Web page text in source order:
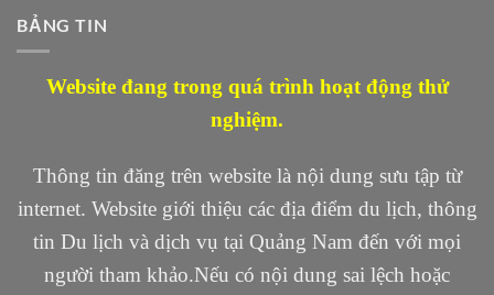
BẢNG TIN
Website đang trong quá trình hoạt động thử
nghiệm.
Thông tin đăng trên website là nội dung sưu tập từ
internet. Website giới thiệu các địa điểm du lịch, thông
tin Du lịch và dịch vụ tại Quảng Nam đến với mọi
người tham khảo.Nếu có nội dung sai lệch hoặc